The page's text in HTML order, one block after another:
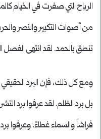
الرياح التي صفرت في الخيام
من أصوات التكبير والنصر
تنطق بالحمد. لقد انتهى
ومع كل ذلك، فإن البرد الحقيقي
بل برد الظلم. لقد عرفوا برد
فراشاً والسماء غطاءً. وعرفوا